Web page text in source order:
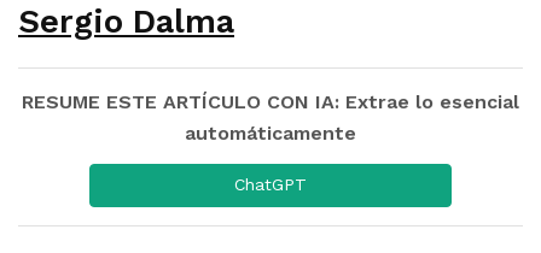
Sergio Dalma
RESUME ESTE ARTÍCULO CON IA: Extrae lo esencial
automáticamente
ChatGPT